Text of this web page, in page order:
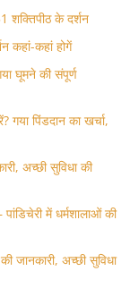
शक्तिपीठ के दर्शन
कहां-कहां होगें
घूमने की संपूर्ण
पिंडदान का खर्चा,
अच्छी सुविधा की
में धर्मशालाओं की
अच्छी सुविधा